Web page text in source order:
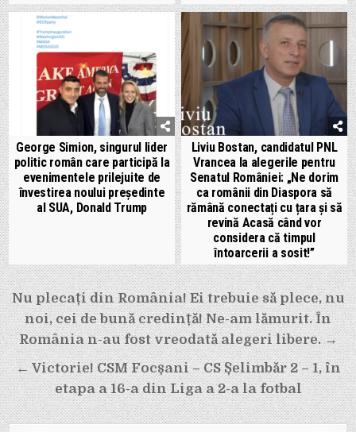
George Simion, singurul lider
politic român care participă la
evenimentele prilejuite de
învestirea noului preşedinte
al SUA, Donald Trump
Liviu Bostan, candidatul PNL
Vrancea la alegerile pentru
Senatul României: „Ne dorim
ca românii din Diaspora să
rămână conectați cu țara și să
revină Acasă când vor
considera că timpul
întoarcerii a sosit!”
Navigare
în
articole
Nu plecați din România! Ei trebuie să plece, nu
noi, cei de bună credință! Ne-am lămurit. În
România n-au fost vreodată alegeri libere. →
← Victorie! CSM Focșani – CS Șelimbăr 2 – 1, în
etapa a 16-a din Liga a 2-a la fotbal